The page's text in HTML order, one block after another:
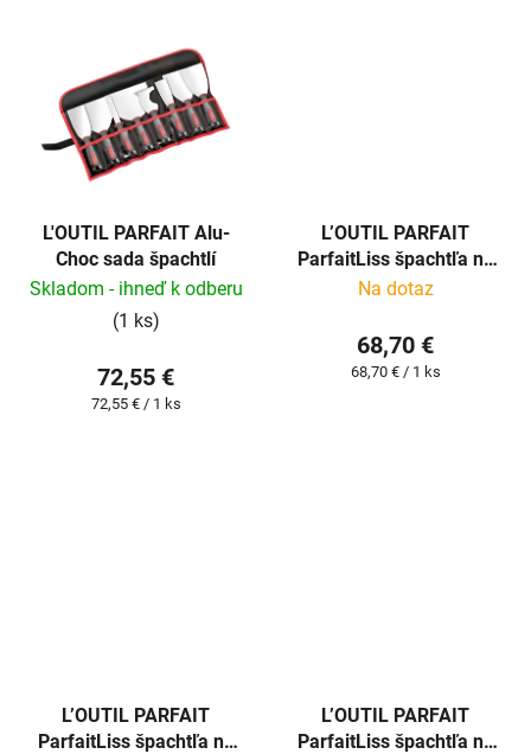
L'OUTIL PARFAIT Alu-
Choc sada špachtlí
Skladom - ihneď k odberu
(1 ks)
72,55 €
Jednotková
72,55 € / 1 ks
L’OUTIL PARFAIT
ParfaitLiss špachtľa na
stierku 100cm
Na dotaz
68,70 €
Jednotková
68,70 € / 1 ks
L’OUTIL PARFAIT
ParfaitLiss špachtľa na
L’OUTIL PARFAIT
ParfaitLiss špachtľa na